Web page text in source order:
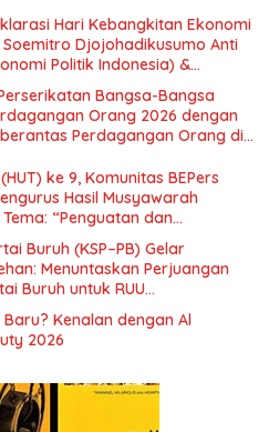
Hari Kebangkitan Ekonomi
Soemitro Djojohadikusumo Anti
Politik Indonesia) &
Undang-Undang Perekonomian
Sosial dalam Menata Bangsa
Bangsa-Bangsa
Orang 2026 dengan
Perdagangan Orang di
ke 9, Komunitas BEPers
Hasil Musyawarah
“Penguatan dan
yang Berbasis Riset di seluruh
Buruh (KSP–PB) Gelar
Menuntaskan Perjuangan
Buruh untuk RUU
Kenalan dengan Al
2026